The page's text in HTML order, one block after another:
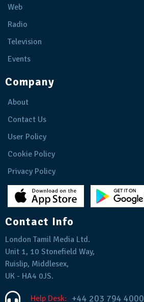
Web
Radio
Television
Events
Company
About
Contact Us
User Policy
Cookie Policy
Privacy Policy
Contact Info
London Tamil Media Ltd.
Unit 1, 10 Stonefield Way,
Ruislip, Middlesex,
UK - HA4 0JS.
Help Desk: +44 203 794 4000